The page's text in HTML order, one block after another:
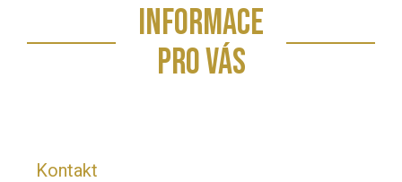
INFORMACE
PRO VÁS
Kontakt